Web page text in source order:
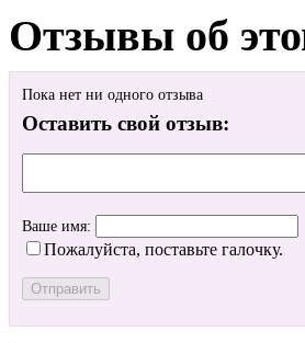
Отзывы об
Пока нет ни одного отзыва
Оставить свой отзыв:
Ваше имя:
Пожалуйста, поставьте галочку.